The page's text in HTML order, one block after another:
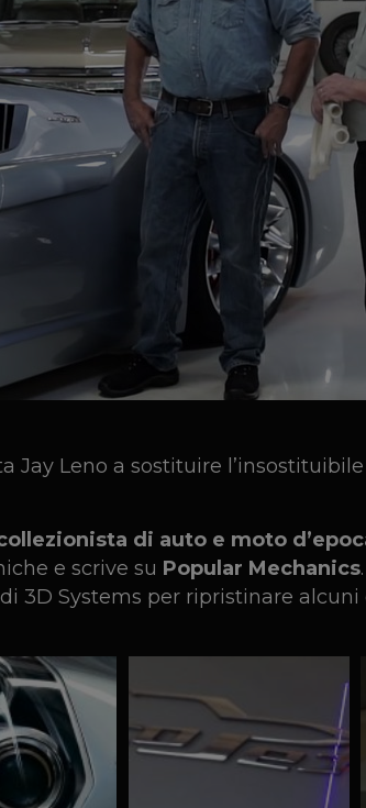
Jay Leno a sostituire
di auto e moto
e scrive su Popular Mechanics
3D Systems per ripristinare